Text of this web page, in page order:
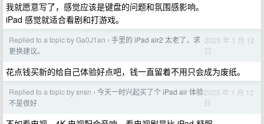
我就愿意写了，感觉应该是键盘的问题和氛围感影响。
iPad 感觉就适合看剧和打游戏。
Replied to a topic by Ga0J1an › 手里的 iPad air2 太老了，求
更换建议。
2025 年 1 月 12
日
花点钱买新的给自己体验好点吧，钱一直留着不用只会成为废纸。
Replied to a topic by snsn › 今天一时兴起买了个 iPad air 体验
不是很好
2025 年 1 月 12
日